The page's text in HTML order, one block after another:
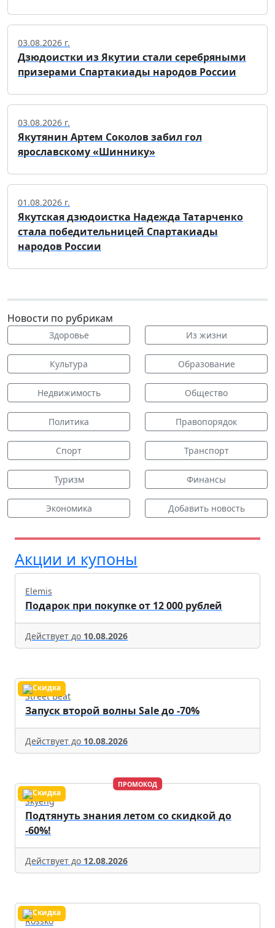
03.08.2026 г.
Дзюдоистки из Якутии стали серебряными
призерами Спартакиады народов России
03.08.2026 г.
Якутянин Артем Соколов забил гол
ярославскому «Шиннику»
01.08.2026 г.
Якутская дзюдоистка Надежда Татарченко
стала победительницей Спартакиады
народов России
Новости по рубрикам
Здоровье Из жизни
Культура Образование
Недвижимость Общество
Политика Правопорядок
Спорт Транспорт
Туризм Финансы
Экономика Добавить новость
Акции и купоны
Elemis
Подарок при покупке от 12 000 рублей
Действует до 10.08.2026
Street Beat
Запуск второй волны Sale до -70%
Действует до 10.08.2026
ПРОМОКОД
Skyeng
Подтянуть знания летом со скидкой до
-60%!
Действует до 12.08.2026
Rossko